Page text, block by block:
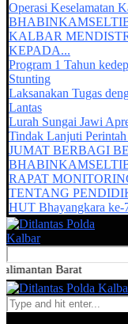
Operasi Keselamatan
KALBAR
KEPADA...
Program 1 Tahun
Stunting
Laksanakan Tugas
Lantas
Lurah Sungai Jawi
Tindak Lanjuti
JUMAT BERBAGI
RAPAT
TENTANG
HUT Bhayangkara ke-
Barat